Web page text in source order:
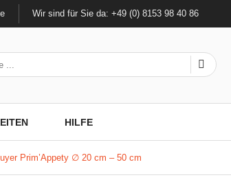
Wir sind für Sie da: +49 (0) 8153 98 40 86
HILFE
Prim’Appety ∅ 20 cm – 50 cm